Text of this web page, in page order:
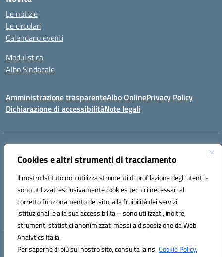
Cookies e altri strumenti di tracciamento
Il nostro Istituto non utilizza strumenti di profilazione degli utenti -
sono utilizzati esclusivamente cookies tecnici necessari al
corretto funzionamento del sito, alla fruibilità dei servizi
istituzionali e alla sua accessibilità – sono utilizzati, inoltre,
strumenti statistici anonimizzati messi a disposizione da Web
Analytics Italia.
Per saperne di più sul nostro sito, consulta la ns.Cookie Policy.
Le notizie
Le circolari
Calendario eventi
Modulistica
Albo Sindacale
Amministrazione trasparenteAlbo OnlinePrivacy Policy
Dichiarazione di accessibilitàNote legali
Indirizzo:
Centralino:0994722507 Email:TAIC873006@istruzione.it
Codice fiscale: 90279480736
Codice meccanografico:
TAIC873006
Codice unico di fatturazione (CUF): 488XBQ
Hosting & Powered by 3D Solution S.r.l.